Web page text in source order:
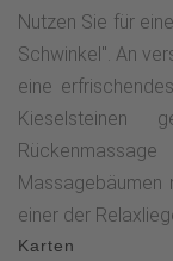
Nutzen Sie für
Schwinkel". An
eine
Kieselsteinen
Massagebäumen
einer der
Karten